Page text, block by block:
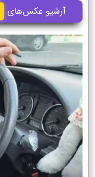
آرشیو عکس‌های